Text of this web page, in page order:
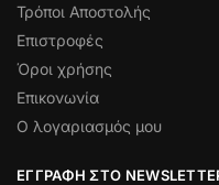
Τρόποι Αποστολής
Επιστροφές
Όροι χρήσης
Επικονωνία
Ο λογαριασμός μου
ΕΓΓΡΑΦΉ ΣΤΟ